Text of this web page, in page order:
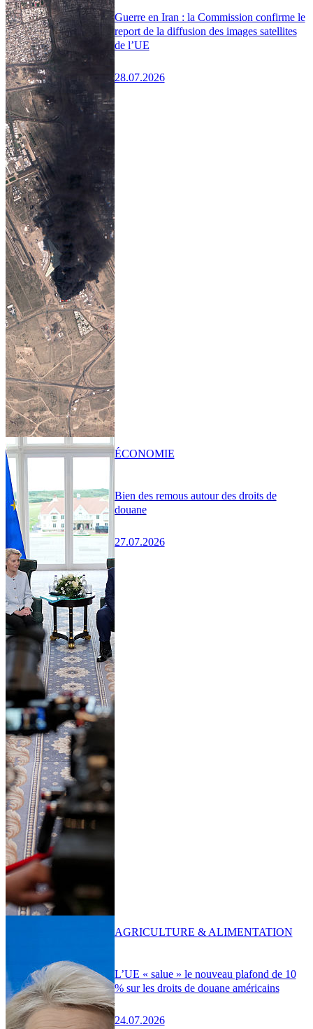
Guerre en Iran : la Commission confirme le
report de la diffusion des images satellites
de l’UE
28.07.2026
Bien des remous autour des droits de
douane
27.07.2026
ÉCONOMIE
L’UE « salue » le nouveau plafond de 10
% sur les droits de douane américains
24.07.2026
AGRICULTURE & ALIMENTATION